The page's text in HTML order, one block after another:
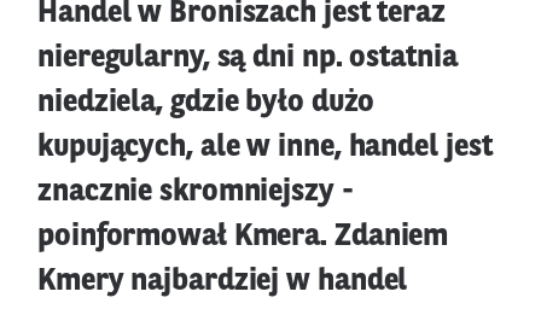
Handel w Broniszach jest teraz
nieregularny, są dni np. ostatnia
niedziela, gdzie było dużo
kupujących, ale w inne, handel jest
znacznie skromniejszy -
poinformował Kmera. Zdaniem
Kmery najbardziej w handel